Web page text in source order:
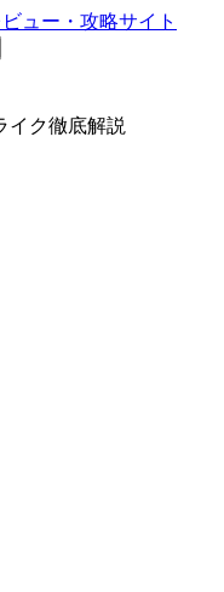
イク徹底解説